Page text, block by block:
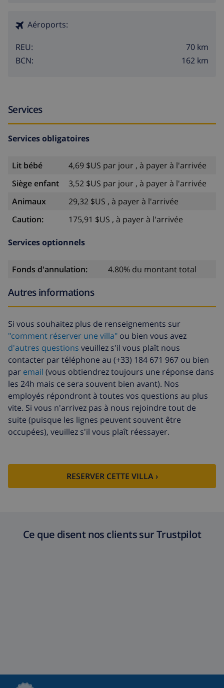
Aéroports:
REU:
70 km
BCN:
162 km
Services
Services obligatoires
Lit bébé
4,69 $US par jour , à payer à l'arrivée
Siège enfant
3,52 $US par jour , à payer à l'arrivée
Animaux
29,32 $US , à payer à l'arrivée
Caution:
175,91 $US , à payer à l'arrivée
Services optionnels
Fonds d'annulation: 4.80% du montant total
Autres informations
Si vous souhaitez plus de renseignements sur
"comment réserver une villa" ou bien vous avez
d'autres questions veuillez s'il vous plaît nous
contacter par téléphone au (+33) 184 671 967 ou bien
par email (vous obtiendrez toujours une réponse dans
les 24h mais ce sera souvent bien avant). Nos
employés répondront à toutes vos questions au plus
vite. Si vous n'arrivez pas à nous rejoindre tout de
suite (puisque les lignes peuvent souvent être
occupées), veuillez s'il vous plaît réessayer.
RESERVER CETTE VILLA ›
Ce que disent nos clients sur Trustpilot